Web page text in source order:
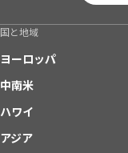
国と地域
ヨーロッパ
中南米
ハワイ
アジア